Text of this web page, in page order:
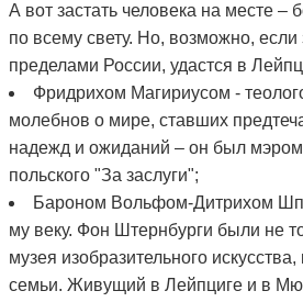
А вот застать человека на месте
по всему свету. Но, возможно,
пределами России, удастся в
Фридрихом Магириусом -
молебнов о мире, ставших
надежд и ожиданий – он был мэром
польского "За заслуги";
Бароном Вольфом-Дитрихом
му веку. Фон Штернбурги были не
музея изобразительного
семьи. Живущий в Лейпциге и в